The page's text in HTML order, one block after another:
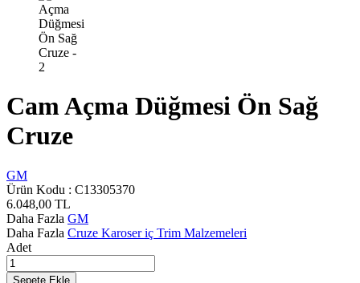
Cam Açma Düğmesi Ön Sağ
Cruze
GM
Ürün Kodu : C13305370
6.048,00 TL
Daha Fazla GM
Daha Fazla Cruze Karoser iç Trim Malzemeleri
Adet
Sepete Ekle